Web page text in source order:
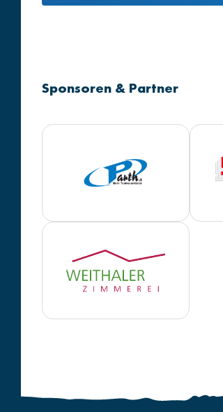
Sponsoren & Partner